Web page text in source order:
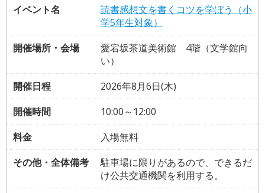
イベント名
読書感想文を書くコツを学ぼう（小
学5年生対象）
開催場所・会場
愛宕坂茶道美術館 4階（文学館向
い）
開催日程
2026年8月6日(木)
開催時間
10:00～12:00
料金
入場無料
その他・全体備考
駐車場に限りがあるので、できるだ
け公共交通機関を利用する。